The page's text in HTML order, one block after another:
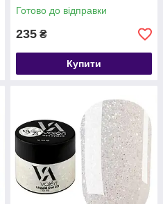
Готово до відправки
235 ₴
Купити